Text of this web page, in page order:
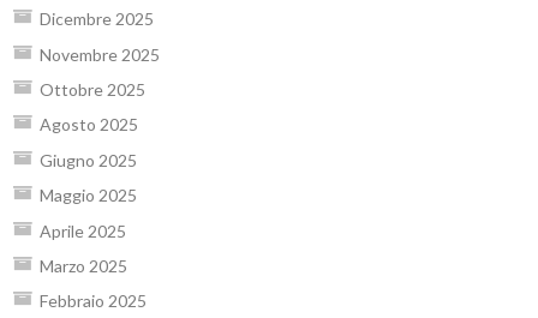
Dicembre 2025
Novembre 2025
Ottobre 2025
Agosto 2025
Giugno 2025
Maggio 2025
Aprile 2025
Marzo 2025
Febbraio 2025